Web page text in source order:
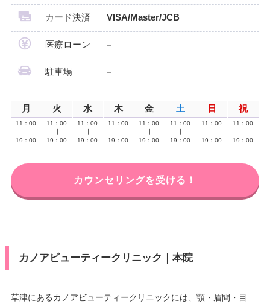
カード決済 VISA/Master/JCB
医療ローン –
駐車場 –
月 火 水 木 金 土 日 祝
11：00
19：00
11：00
19：00
11：00
19：00
11：00
19：00
11：00
19：00
11：00
19：00
11：00
19：00
11：00
19：00
カウンセリングを受ける！
カノアビューティークリニック｜本院
草津にあるカノアビューティークリニックには、顎・眉間・目